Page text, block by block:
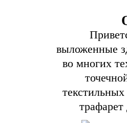
выложенные
во многих